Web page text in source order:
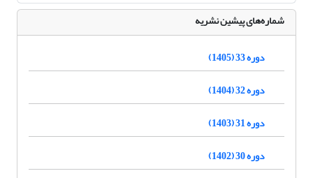
شماره‌های پیشین نشریه
دوره 33 (1405)
دوره 32 (1404)
دوره 31 (1403)
دوره 30 (1402)